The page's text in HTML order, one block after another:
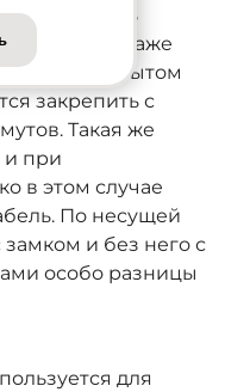
возникнуть
крышка, даже
на открытом
закрепить с
Такая же
и при
в этом случае
По несущей
и без него с
особо разницы
для